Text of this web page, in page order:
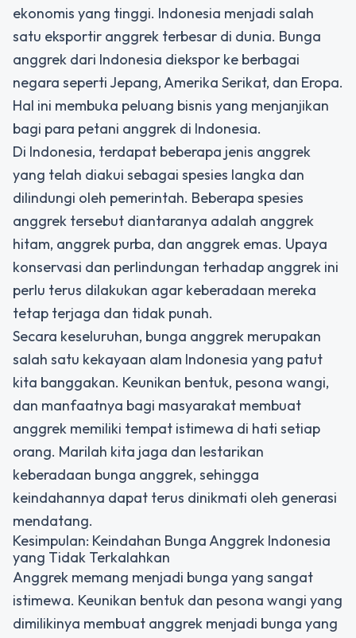
ekonomis yang tinggi. Indonesia menjadi salah
satu eksportir anggrek terbesar di dunia. Bunga
anggrek dari Indonesia diekspor ke berbagai
negara seperti Jepang, Amerika Serikat, dan Eropa.
Hal ini membuka peluang bisnis yang menjanjikan
bagi para petani anggrek di Indonesia.
Di Indonesia, terdapat beberapa jenis anggrek
yang telah diakui sebagai spesies langka dan
dilindungi oleh pemerintah. Beberapa spesies
anggrek tersebut diantaranya adalah anggrek
hitam, anggrek purba, dan anggrek emas. Upaya
konservasi dan perlindungan terhadap anggrek ini
perlu terus dilakukan agar keberadaan mereka
tetap terjaga dan tidak punah.
Secara keseluruhan, bunga anggrek merupakan
salah satu kekayaan alam Indonesia yang patut
kita banggakan. Keunikan bentuk, pesona wangi,
dan manfaatnya bagi masyarakat membuat
anggrek memiliki tempat istimewa di hati setiap
orang. Marilah kita jaga dan lestarikan
keberadaan bunga anggrek, sehingga
keindahannya dapat terus dinikmati oleh generasi
mendatang.
Kesimpulan: Keindahan Bunga Anggrek Indonesia
yang Tidak Terkalahkan
Anggrek memang menjadi bunga yang sangat
istimewa. Keunikan bentuk dan pesona wangi yang
dimilikinya membuat anggrek menjadi bunga yang